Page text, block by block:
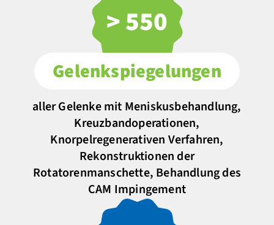
> 550
Gelenk­spiegelungen
aller Gelenke mit Meniskusbehandlung,
Kreuzbandoperationen,
Knorpelregenerativen Verfahren,
Rekonstruktionen der
Rotatorenmanschette, Behandlung des
CAM Impingement